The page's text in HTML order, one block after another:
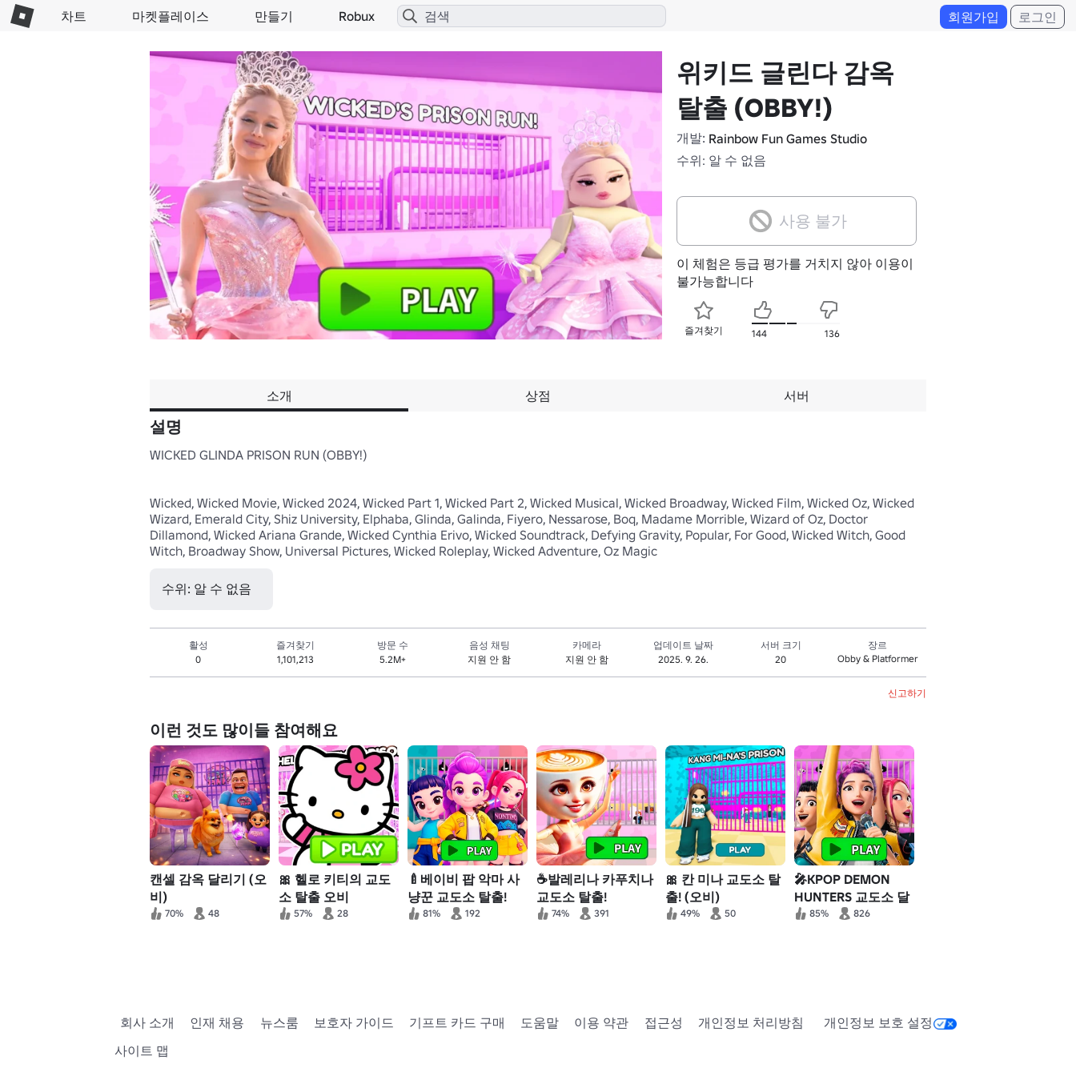
차트 마켓플레이스 만들기 Robux 회원가입 로그인
위키드 글린다 감옥
탈출 (OBBY!)
개발: Rainbow Fun Games Studio
수위: 알 수 없음
사용 불가
이 체험은 등급 평가를 거치지 않아 이용이
불가능합니다
즐겨찾기 144 136
소개 상점 서버
설명
WICKED GLINDA PRISON RUN (OBBY!)
Wicked, Wicked Movie, Wicked 2024, Wicked Part 1, Wicked Part 2, Wicked Musical, Wicked Broadway, Wicked Film, Wicked Oz, Wicked
Wizard, Emerald City, Shiz University, Elphaba, Glinda, Galinda, Fiyero, Nessarose, Boq, Madame Morrible, Wizard of Oz, Doctor
Dillamond, Wicked Ariana Grande, Wicked Cynthia Erivo, Wicked Soundtrack, Defying Gravity, Popular, For Good, Wicked Witch, Good
Witch, Broadway Show, Universal Pictures, Wicked Roleplay, Wicked Adventure, Oz Magic
수위: 알 수 없음
활성
0
즐겨찾기
1,101,213
방문 수
5.2M+
음성 채팅
지원 안 함
카메라
지원 안 함
업데이트 날짜
2025. 9. 26.
서버 크기
20
장르
Obby & Platformer
신고하기
이런 것도 많이들 참여해요
캔셀 감옥 달리기 (오
비)
70% 48
🎀 헬로 키티의 교도
소 탈출 오비
57% 28
🍼베이비 팝 악마 사
냥꾼 교도소 탈출!
81% 192
☕발레리나 카푸치나
교도소 탈출!
74% 391
🎀 칸 미나 교도소 탈
출! (오비)
49% 50
🎤KPOP DEMON
HUNTERS 교도소 달
리기! (오비)
85% 826
회사 소개 인재 채용 뉴스룸 보호자 가이드 기프트 카드 구매 도움말 이용 약관 접근성 개인정보 처리방침
개인정보 보호 설정
사이트 맵